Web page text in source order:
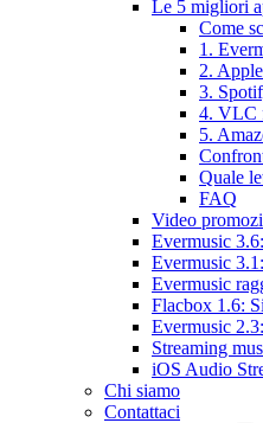
Le 5 migliori
Come
1.
2.
3.
4. VLC
5.
Quale
FAQ
Video
Evermusic
Evermusic
Evermusic
Flacbox 1.6:
Evermusic
Streaming
iOS Audio
Chi siamo
Contattaci